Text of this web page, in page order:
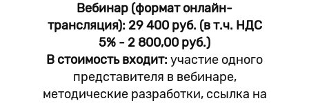
Вебинар (формат онлайн-
трансляция): 29 400 руб. (в т.ч. НДС
5% - 2 800,00 руб.)
В стоимость входит:участие одного
представителя в вебинаре,
методические разработки, ссылка на